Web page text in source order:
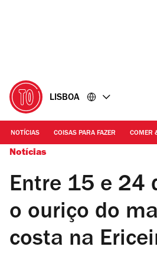
LISBOA
NOTÍCIAS COISAS PARA FAZER COMER
Notícias
Entre 15 e 24
o ouriço do
costa na